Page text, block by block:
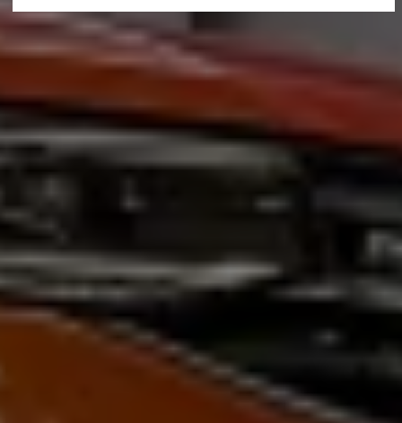
Entertainment und Elektronik
Individualisieren
Wallbox und Ladekabel
Digitale Extras
Dienste für Ihr Modell finden
Handy und Fahrzeug verbinden
Updates für Software, Karten und Radio
Über Ihr Auto
Vorgängermodelle
Volkswagen Kundenbetreuung
Warn- und Kontrollleuchten
Live Beratung
Magazin
Lifestyle
Transport
Familie
Elektromobilität
Volkswagen R
Pannen- und Unfallhilfe
Volkswagen Kundenbetreuung